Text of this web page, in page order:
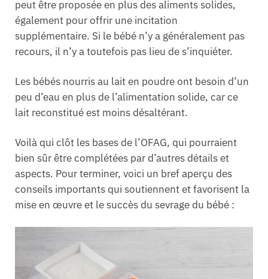
peut être proposée en plus des aliments solides,
également pour offrir une incitation
supplémentaire. Si le bébé n’y a généralement pas
recours, il n’y a toutefois pas lieu de s’inquiéter.
Les bébés nourris au lait en poudre ont besoin d’un
peu d’eau en plus de l’alimentation solide, car ce
lait reconstitué est moins désaltérant.
Voilà qui clôt les bases de l’OFAG, qui pourraient
bien sûr être complétées par d’autres détails et
aspects. Pour terminer, voici un bref aperçu des
conseils importants qui soutiennent et favorisent la
mise en œuvre et le succès du sevrage du bébé :